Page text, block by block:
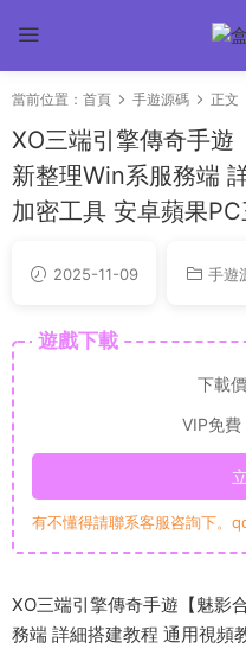
當前位置： 首頁 手遊源碼 正文
XO三端引擎傳奇手遊
新整理Win系服務端
加密工具 安卓蘋果
2025-11-09 手遊
遊戲下載
下載
VIP免費
有不懂得請聯系客服咨詢下。
XO三端引擎傳奇手遊【魅影
務端 詳細搭建教程 通用視頻